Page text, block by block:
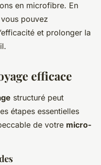
en microfibre. En
pouvez
et prolonger la
efficace
structuré peut
étapes essentielles
de votre micro-